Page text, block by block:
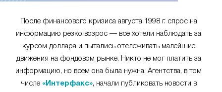
После финансового кризиса августа 1998 г. спрос на
информацию резко возрос — все хотели наблюдать за
курсом доллара и пытались отслеживать малейшие
движения на фондовом рынке. Никто не мог платить за
информацию, но всем она была нужна. Агентства, в том
числе «Интерфакс», начали публиковать новости в